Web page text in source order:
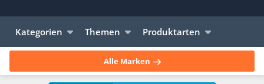
Kategorien Themen Produktarten
Alle Marken